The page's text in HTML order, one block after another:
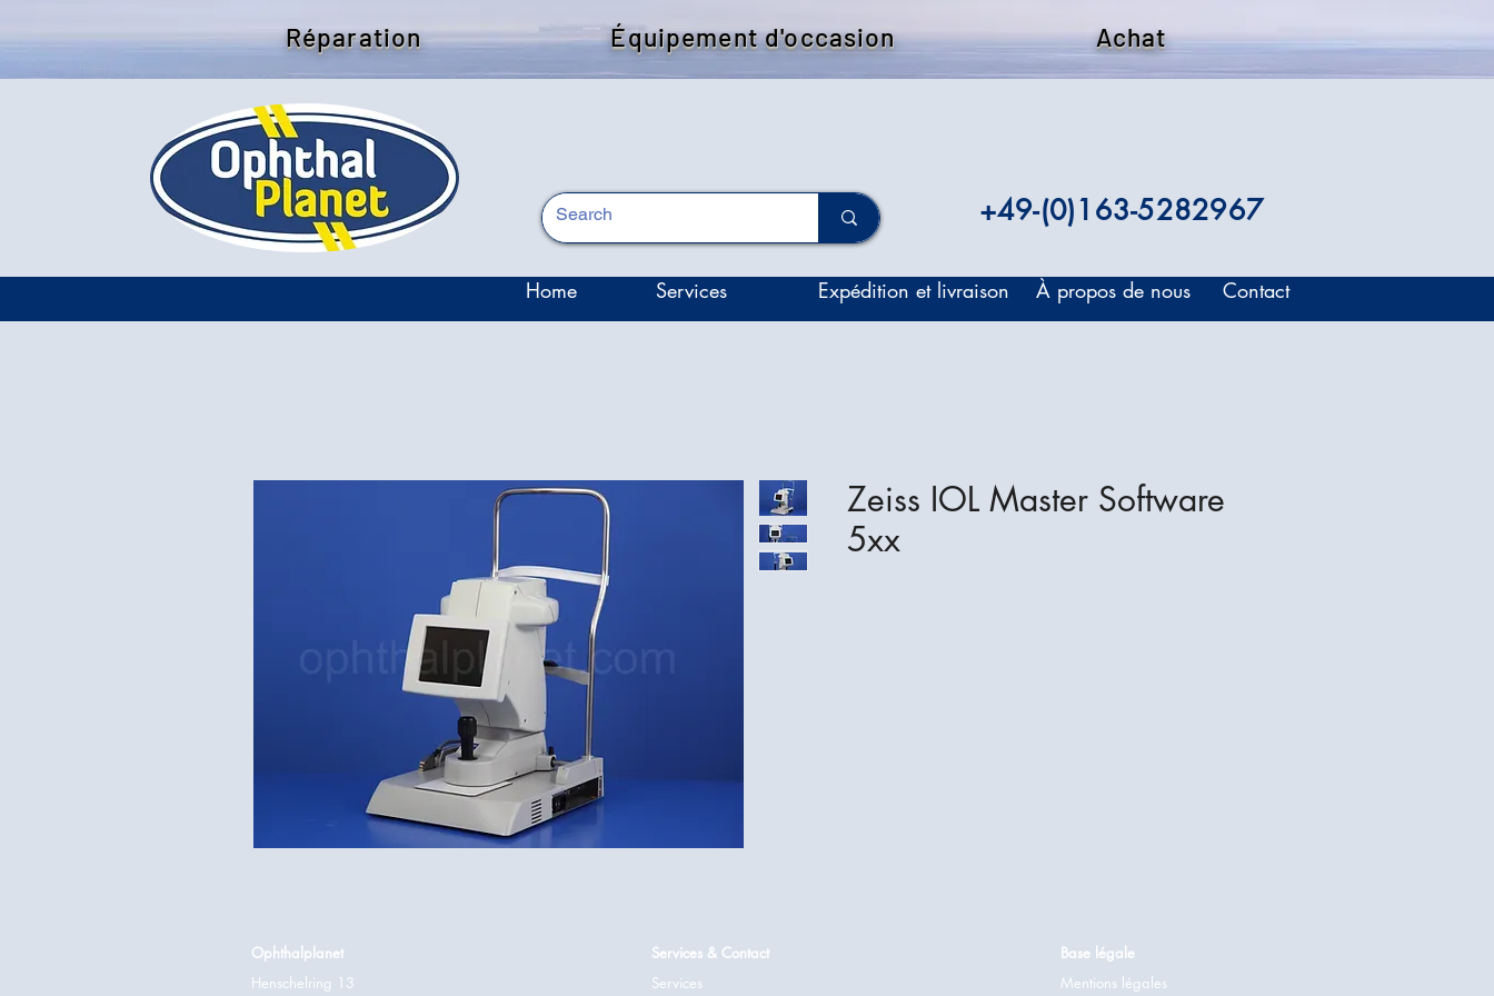
Réparation Équipement d'occasion Achat
+49-(0)163-5282967
Home Services Expédition et livraison À propos de nous Contact
Zeiss IOL Master Software
5xx
Ophthalplanet
Henschelring 13
Services & Contact
Services
Base légale
Mentions légales